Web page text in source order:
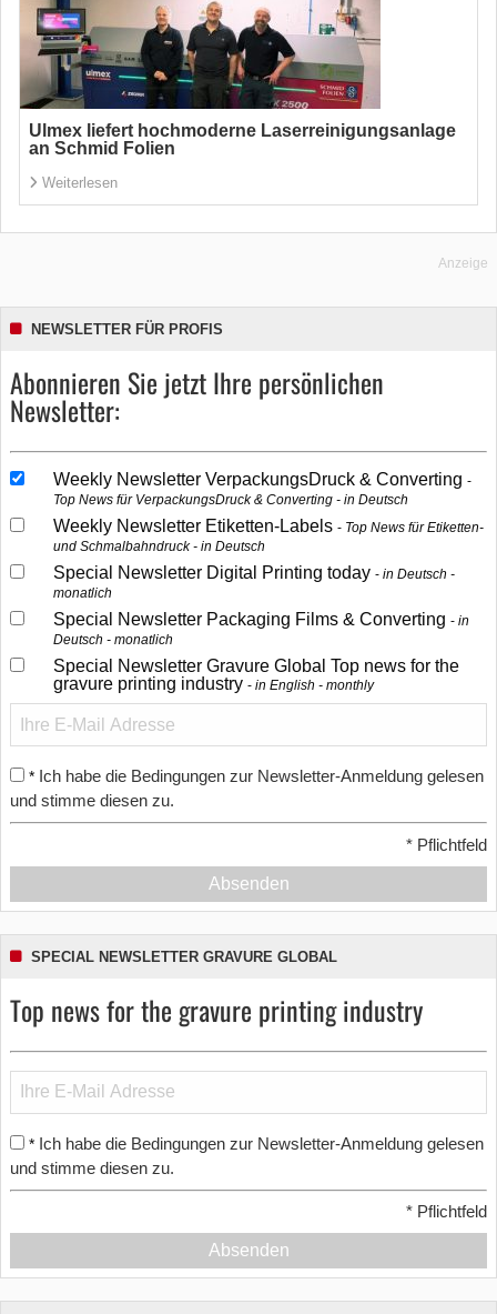
Ulmex liefert hochmoderne Laserreinigungsanlage
an Schmid Folien
Weiterlesen
Anzeige
NEWSLETTER FÜR PROFIS
Abonnieren Sie jetzt Ihre persönlichen
Newsletter:
Weekly Newsletter VerpackungsDruck & Converting
Top News für VerpackungsDruck & Converting - in Deutsch
Weekly Newsletter Etiketten-Labels
Top News für Etiketten-
und Schmalbahndruck - in Deutsch
Special Newsletter Digital Printing today
in Deutsch -
monatlich
Special Newsletter Packaging Films & Converting
in
Deutsch - monatlich
Special Newsletter Gravure Global Top news for the
gravure printing industry
in English - monthly
* Ich habe die Bedingungen zur Newsletter-Anmeldung gelesen
und stimme diesen zu.
* Pflichtfeld
Absenden
SPECIAL NEWSLETTER GRAVURE GLOBAL
Top news for the gravure printing industry
* Ich habe die Bedingungen zur Newsletter-Anmeldung gelesen
und stimme diesen zu.
* Pflichtfeld
Absenden